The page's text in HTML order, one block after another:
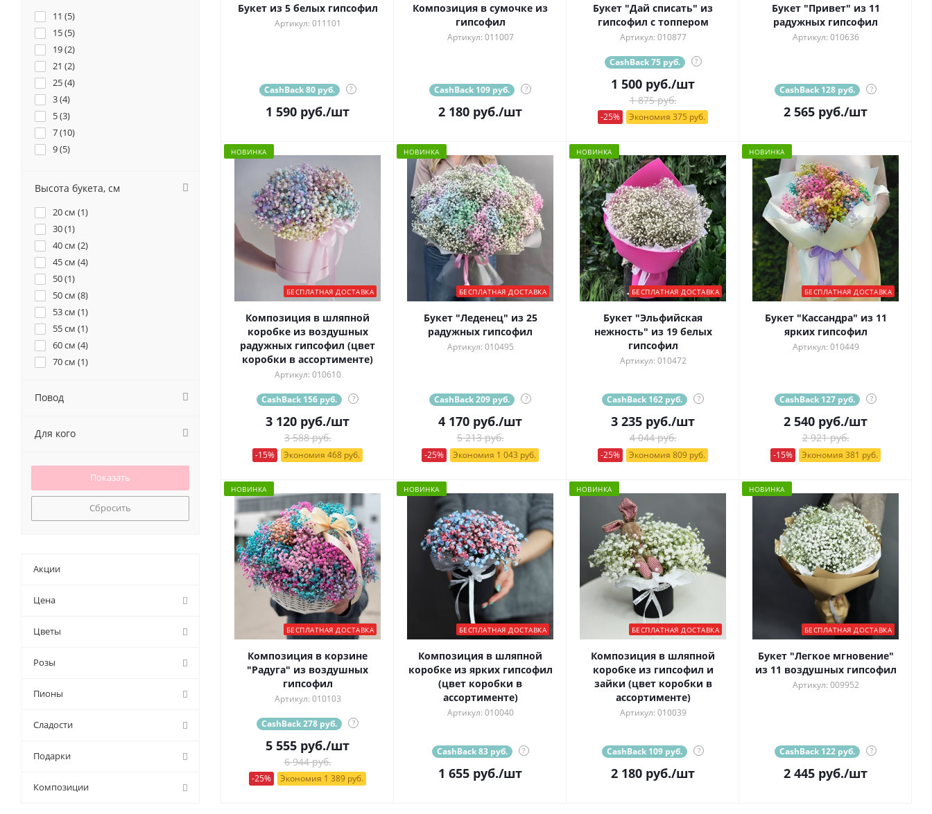
Букет из 5 белых гипсофил
Артикул: 011101
CashBack 80 руб. ?
1 590 руб./шт
Композиция в сумочке из
гипсофил
Артикул: 011007
CashBack 109 руб. ?
2 180 руб./шт
Букет "Дай списать" из
гипсофил с топпером
Артикул: 010877
CashBack 75 руб. ?
1 500 руб./шт
1 875 руб.
-25% Экономия 375 руб.
Букет "Привет" из 11
радужных гипсофил
Артикул: 010636
CashBack 128 руб. ?
2 565 руб./шт
НОВИНКА
БЕСПЛАТНАЯ ДОСТАВКА
Композиция в шляпной
коробке из воздушных
радужных гипсофил (цвет
коробки в ассортименте)
Артикул: 010610
CashBack 156 руб. ?
3 120 руб./шт
3 588 руб.
-15% Экономия 468 руб.
НОВИНКА
БЕСПЛАТНАЯ ДОСТАВКА
Букет "Леденец" из 25
радужных гипсофил
Артикул: 010495
CashBack 209 руб. ?
4 170 руб./шт
5 213 руб.
-25% Экономия 1 043 руб.
НОВИНКА
БЕСПЛАТНАЯ ДОСТАВКА
Букет "Эльфийская
нежность" из 19 белых
гипсофил
Артикул: 010472
CashBack 162 руб. ?
3 235 руб./шт
4 044 руб.
-25% Экономия 809 руб.
НОВИНКА
БЕСПЛАТНАЯ ДОСТАВКА
Букет "Кассандра" из 11
ярких гипсофил
Артикул: 010449
CashBack 127 руб. ?
2 540 руб./шт
2 921 руб.
-15% Экономия 381 руб.
НОВИНКА
БЕСПЛАТНАЯ ДОСТАВКА
Композиция в корзине
"Радуга" из воздушных
гипсофил
Артикул: 010103
CashBack 278 руб. ?
5 555 руб./шт
6 944 руб.
-25% Экономия 1 389 руб.
НОВИНКА
БЕСПЛАТНАЯ ДОСТАВКА
Композиция в шляпной
коробке из ярких гипсофил
(цвет коробки в
ассортименте)
Артикул: 010040
CashBack 83 руб. ?
1 655 руб./шт
НОВИНКА
БЕСПЛАТНАЯ ДОСТАВКА
Композиция в шляпной
коробке из гипсофил и
зайки (цвет коробки в
ассортименте)
Артикул: 010039
CashBack 109 руб. ?
2 180 руб./шт
НОВИНКА
БЕСПЛАТНАЯ ДОСТАВКА
Букет "Легкое мгновение"
из 11 воздушных гипсофил
Артикул: 009952
CashBack 122 руб. ?
2 445 руб./шт
11 (5)
15 (5)
19 (2)
21 (2)
25 (4)
3 (4)
5 (3)
7 (10)
9 (5)
Высота букета, см
20 см (1)
30 (1)
40 см (2)
45 см (4)
50 (1)
50 см (8)
53 см (1)
55 см (1)
60 см (4)
70 см (1)
Повод
Для кого
Сбросить
Акции
Цена
Цветы
Розы
Пионы
Сладости
Подарки
Композиции